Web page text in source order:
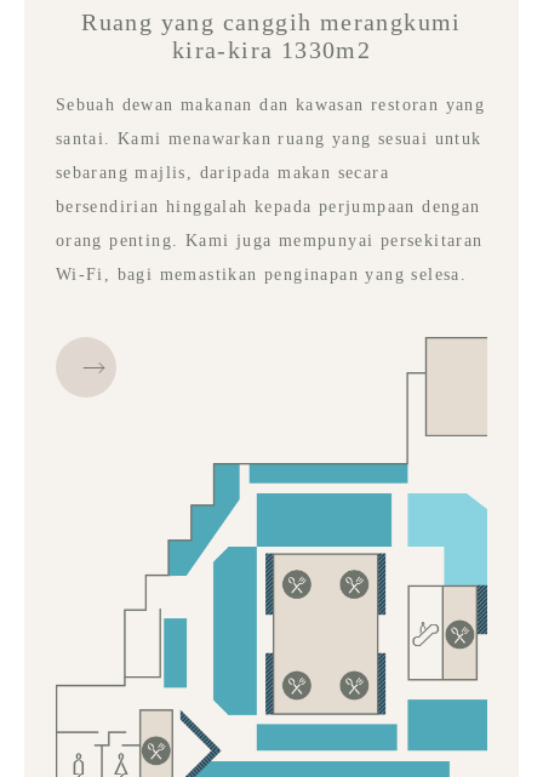
Ruang yang canggih merangkumi
kira-kira 1330m2
Sebuah dewan makanan dan kawasan restoran yang
santai. Kami menawarkan ruang yang sesuai untuk
sebarang majlis, daripada makan secara
bersendirian hinggalah kepada perjumpaan dengan
orang penting. Kami juga mempunyai persekitaran
Wi-Fi, bagi memastikan penginapan yang selesa.